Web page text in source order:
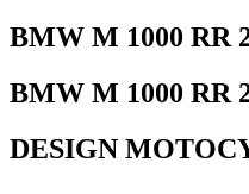
BMW M 1000 RR
BMW M 1000 RR
DESIGN